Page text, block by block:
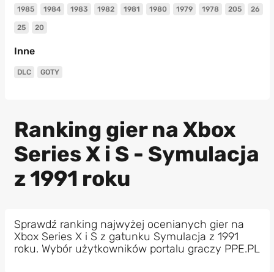
1985 1984 1983 1982 1981 1980 1979 1978 205 26
25 20
Inne
DLC GOTY
Ranking gier na Xbox
Series X i S - Symulacja
z 1991 roku
Sprawdź ranking najwyżej ocenianych gier na
Xbox Series X i S z gatunku Symulacja z 1991
roku. Wybór użytkowników portalu graczy PPE.PL